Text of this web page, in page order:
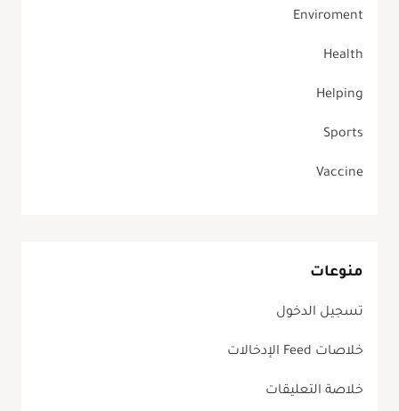
Enviroment
Health
Helping
Sports
Vaccine
منوعات
تسجيل الدخول
خلاصات Feed الإدخالات
خلاصة التعليقات